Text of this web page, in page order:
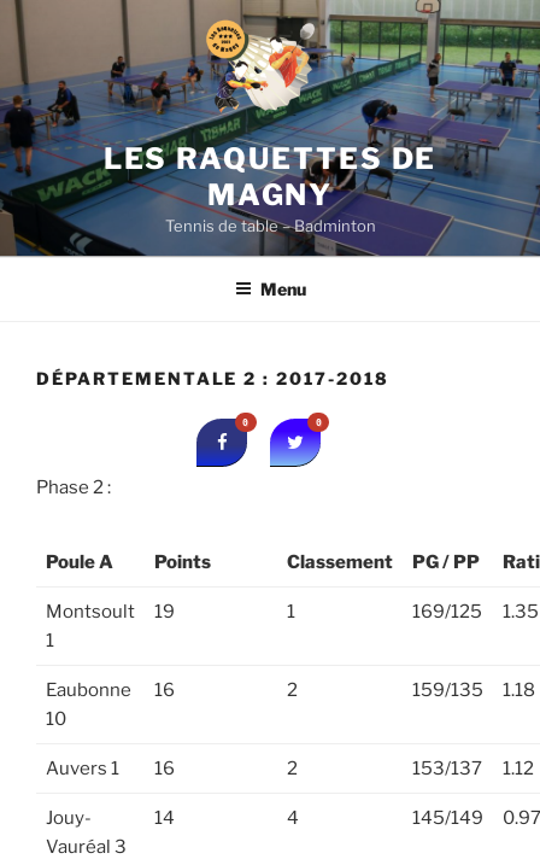
Aller
au
contenu
principal
LES RAQUETTES DE
MAGNY
Tennis de table – Badminton
Menu
DÉPARTEMENTALE 2 : 2017-2018
0 0
Phase 2 :
Poule A Points Classement PG / PP
Montsoult
1
19 1 169/125 1.35
Eaubonne
10
16 2 159/135 1.18
Auvers 1 16 2 153/137 1.12
Jouy-
Vauréal 3
14 4 145/149 0.97